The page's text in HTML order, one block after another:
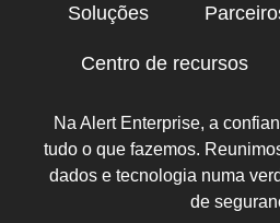
Soluções
Centro de recursos
Na Alert Enterprise, a
tudo o que fazemos.
dados e tecnologia numa
de